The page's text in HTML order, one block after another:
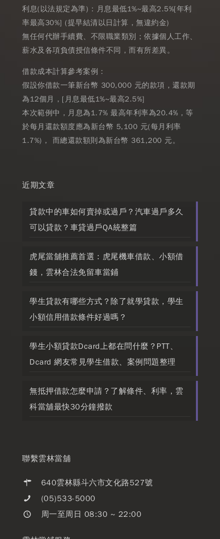
利息(以法規定為準) : 月息最低1%~最高2.5%[年利
率最高30%] (提早結清以日計算，無違約金)
無任何代辦手續費、不限職業類別；依據個人工作、
薪水及各項負債授信條件不同，而有所差異。
借款成本計算參考案例：
假設你借款一筆新台幣 300,000 元的款項，還款期
為12個月，[月息最低1%~最高2.5%]
本次範例中，月息為1.7% 最高年利率為20.4%，等
於每月還款額度應為新台幣 5,100 元(每月利率
1.7%)， 而總還款額則為新台幣 361,200 元。
近期文章
貸款中的車如何賣掉或過戶？汽車過戶多久
可以貸款？車貸過戶QA統整篇
虎尾當舖推薦首選：虎尾機車借款、小額借
錢，雲林合法免留車當鋪
學生貸款有哪些方式？除了就學貸款，學生
小額信用借款條件好過嗎？
學生小額貸款Dcard上都在問什麼？PTT、
Dcard 網友常見學生借款、案例問題整理
無抵押借款怎麼申請？了解條件、利率，雲
科當舖最快30分鐘撥款
聯繫雲林當舖
640雲林縣斗六市文化路527號
(05)533-5000
周一至周日 08:30 ~ 22:00